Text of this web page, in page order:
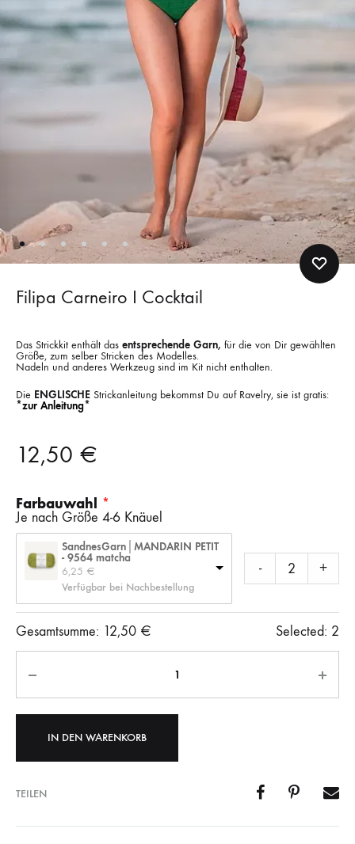
Filipa Carneiro I Cocktail
Das Strickkit enthält das entsprechende Garn, für die von Dir gewählten
Größe, zum selber Stricken des Modelles.
Nadeln und anderes Werkzeug sind im Kit nicht enthalten.
Die ENGLISCHE Strickanleitung bekommst Du auf Ravelry, sie ist gratis:
*zur Anleitung*
12,50 €
Farbauwahl
Je nach Größe 4-6 Knäuel
SandnesGarn│MANDARIN PETIT
- 9564 matcha
6,25 €
Verfügbar bei Nachbestellung
- +
Gesamtsumme: 12,50 € Selected: 2
IN DEN WARENKORB
TEILEN